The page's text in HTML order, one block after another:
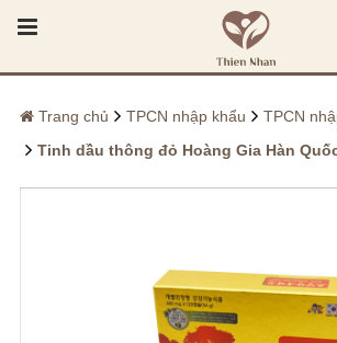
Trang chủ TPCN nhập khẩu
TPCN
Tinh dầu thông đỏ Hoàng Gia Hàn Quốc –